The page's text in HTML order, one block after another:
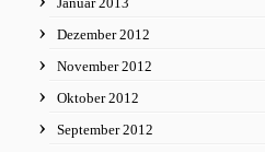
Dezember 2012
November 2012
Oktober 2012
September 2012